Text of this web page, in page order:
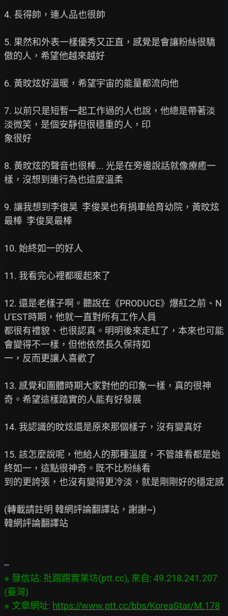
4. 長得帥，連人品也很帥
5. 果然和外表一樣優秀又正直，感覺是會讓粉絲很驕
傲的人，希望他越來越好
6. 黃旼炫好溫暖，希望宇宙的能量都流向他
7. 以前只是短暫一起工作過的人也說，他總是帶著淡
淡微笑，是個安靜但很穩重的人，印
象很好
8. 黃旼炫的聲音也很棒... 光是在旁邊說話就像療癒一
樣，沒想到連行為也這麼溫柔
9. 讓我想到李俊昊  李俊昊也有捐車給育幼院，黃旼炫
最棒  李俊昊最棒
10. 始終如一的好人
11. 我看完心裡都暖起來了
12. 還是老樣子啊。聽說在《PRODUCE》爆紅之前、N
U'EST時期，他就一直對所有工作人員
都很有禮貌、也很認真。明明後來走紅了，本來也可能
會變得不一樣，但他依然長久保持如
一，反而更讓人喜歡了
13. 感覺和團體時期大家對他的印象一樣，真的很神
奇。希望這樣踏實的人能有好發展
14. 我認識的旼炫還是原來那個樣子，沒有變真好
15. 該怎麼說呢，他給人的那種溫度，不管誰看都是始
終如一，這點很神奇。既不比粉絲看
到的更誇張，也沒有變得更冷淡，就是剛剛好的穩定感
(轉載請註明 韓網評論翻譯站，謝謝~)
韓網評論翻譯站
※ 發信站: 批踢踢實業坊(ptt.cc), 來自: 49.218.241.207
(臺灣)
※ 文章網址: https://www.ptt.cc/bbs/KoreaStar/M.178